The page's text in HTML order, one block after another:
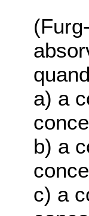
a) a
b) a
c) a